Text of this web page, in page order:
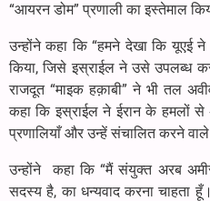
“आयरन डोम” प्रणाली का इस्तेमाल
उन्होंने कहा कि “हमने देखा कि यूएई
किया, जिसे इस्राईल ने उसे उपलब्ध
राजदूत “माइक हक़ाबी” ने भी तल
कहा कि इस्राईल ने ईरान के हमलों से
प्रणालियाँ और उन्हें संचालित करने
उन्होंने कहा कि “मैं संयुक्त अरब
सदस्य है, का धन्यवाद करना चाहता